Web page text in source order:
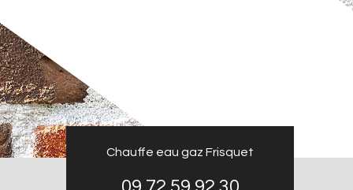
Chauffe eau gaz Frisquet